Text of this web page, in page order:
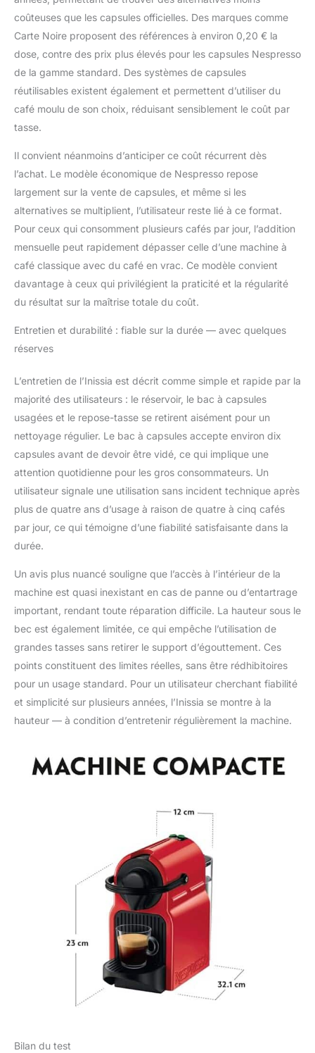
coûteuses que les capsules officielles. Des marques comme
Carte Noire proposent des références à environ 0,20 € la
dose, contre des prix plus élevés pour les capsules Nespresso
de la gamme standard. Des systèmes de capsules
réutilisables existent également et permettent d’utiliser du
café moulu de son choix, réduisant sensiblement le coût par
tasse.
Il convient néanmoins d’anticiper ce coût récurrent dès
l’achat. Le modèle économique de Nespresso repose
largement sur la vente de capsules, et même si les
alternatives se multiplient, l’utilisateur reste lié à ce format.
Pour ceux qui consomment plusieurs cafés par jour, l’addition
mensuelle peut rapidement dépasser celle d’une machine à
café classique avec du café en vrac. Ce modèle convient
davantage à ceux qui privilégient la praticité et la régularité
du résultat sur la maîtrise totale du coût.
Entretien et durabilité : fiable sur la durée — avec quelques
réserves
L’entretien de l’Inissia est décrit comme simple et rapide par la
majorité des utilisateurs : le réservoir, le bac à capsules
usagées et le repose-tasse se retirent aisément pour un
nettoyage régulier. Le bac à capsules accepte environ dix
capsules avant de devoir être vidé, ce qui implique une
attention quotidienne pour les gros consommateurs. Un
utilisateur signale une utilisation sans incident technique après
plus de quatre ans d’usage à raison de quatre à cinq cafés
par jour, ce qui témoigne d’une fiabilité satisfaisante dans la
durée.
Un avis plus nuancé souligne que l’accès à l’intérieur de la
machine est quasi inexistant en cas de panne ou d’entartrage
important, rendant toute réparation difficile. La hauteur sous le
bec est également limitée, ce qui empêche l’utilisation de
grandes tasses sans retirer le support d’égouttement. Ces
points constituent des limites réelles, sans être rédhibitoires
pour un usage standard. Pour un utilisateur cherchant fiabilité
et simplicité sur plusieurs années, l’Inissia se montre à la
hauteur — à condition d’entretenir régulièrement la machine.
Bilan du test